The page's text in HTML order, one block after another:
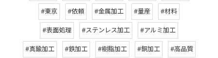
#東京
#依頼 #金属加工 #量産
#材料
#表面処理
#ステンレス加工
#アルミ加工
#真鍮加工
#鉄加工 #樹脂加工 #銅加工
#高品質